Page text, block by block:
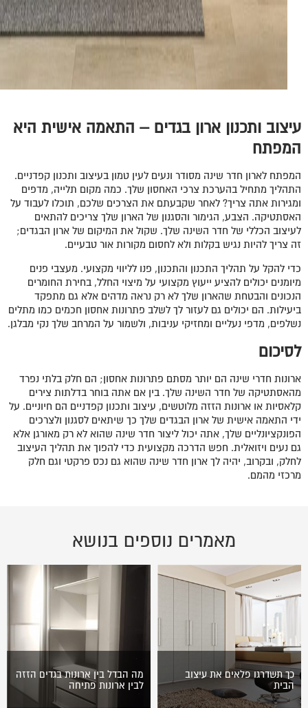
עיצוב ותכנון ארון בגדים – התאמה אישית היא
המפתח
המפתח לארון חדר שינה מסודר ונעים לעין טמון בעיצוב ותכנון קפדניים.
התהליך מתחיל בהערכת צרכי האחסון שלך. כמה מקום תלייה, מדפים
ומגירות אתה צריך? לאחר שקבעתם את הצרכים שלכם, תוכלו לעבוד על
האסתטיקה. הצבע, הגימור והסגנון של הארון שלך צריכים להתאים
לעיצוב הכללי של חדר השינה שלך. שקול את המיקום של ארון הבגדים;
זה צריך להיות נגיש בקלות ולא לחסום מקורות אור טבעיים.
כדי להקל על תהליך התכנון והתכנון, פנו לליווי מקצועי. מעצבי פנים
מיומנים יכולים להציע ייעוץ מקצועי על מיצוי החלל, בחירת החומרים
הנכונים והבטחת שהארון שלך לא רק נראה מדהים אלא גם מתפקד
ביעילות. הם יכולים גם לעזור לך לשלב פתרונות אחסון חכמים כמו מתלים
נשלפים, מדפי נעליים ומחזיקי עניבות, ולשמור על המרחב שלך נקי מבלגן.
לסיכום
ארונות חדרי שינה הם יותר מסתם פתרונות אחסון; הם חלק בלתי נפרד
מהאסתטיקה של חדר השינה שלך. בין אם אתה בוחר בדלתות צירים
קלאסיות או ארונות הזזה מלוטשים, עיצוב ותכנון קפדניים הם חיוניים. על
ידי התאמה אישית של ארון הבגדים שלך כך שיתאים לסגנון ולצרכים
הפונקציונליים שלך, אתה יכול ליצור חדר שינה שהוא לא רק מאורגן אלא
גם נעים ויזואלית. חפש הדרכה מקצועית כדי להפוך את תהליך העיצוב
לחלק, ובקרוב, יהיה לך ארון חדר שינה שהוא גם נכס פרקטי וגם חלק
מרכזי מהמם.
מאמרים נוספים בנושא
כך תשדרגו פלאים את עיצוב
הבית
מה הבדל בין ארונות בגדים הזזה
לבין ארונות פתיחה